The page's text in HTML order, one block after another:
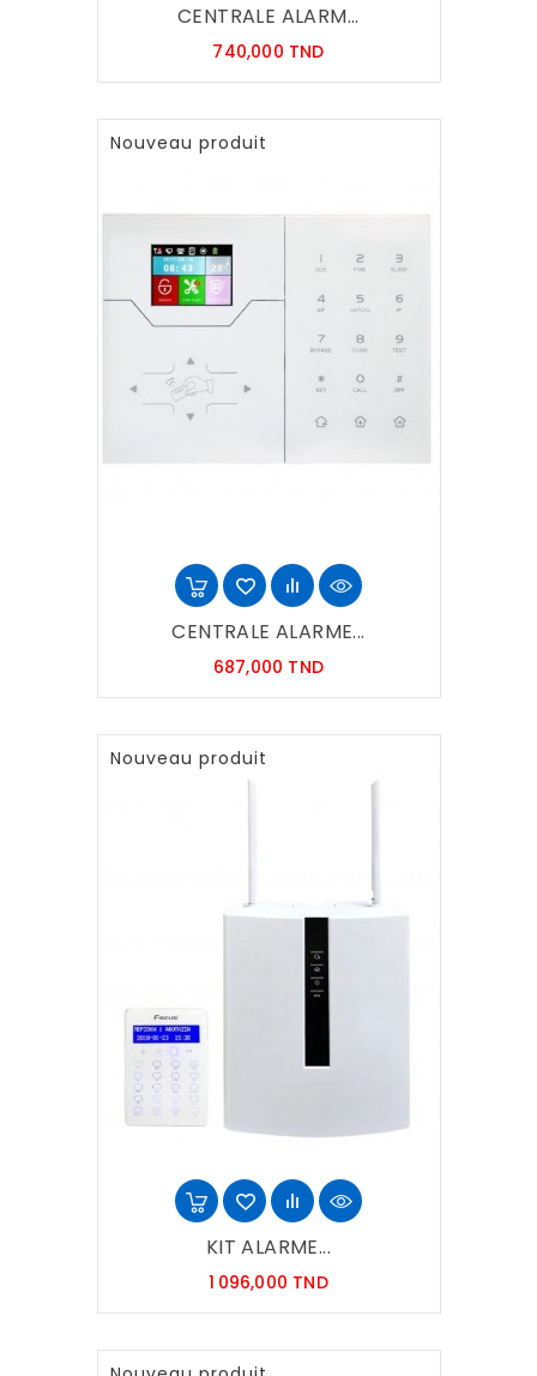
CENTRALE ALARM...
740,000 TNDPrix
Nouveau produit
CENTRALE ALARME...
687,000 TNDPrix
Nouveau produit
KIT ALARME...
1 096,000 TNDPrix